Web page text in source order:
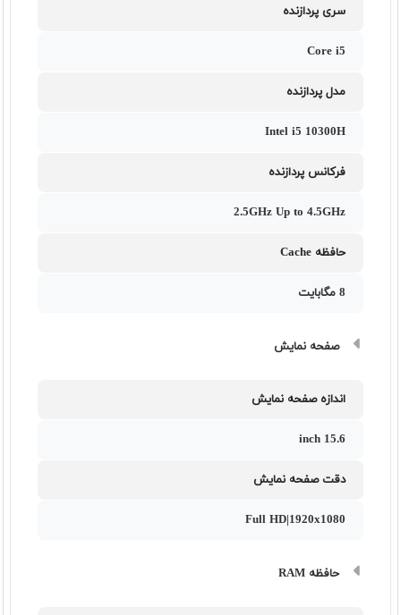
سری پردازنده
Core i5
مدل پردازنده
Intel i5 10300H
فرکانس پردازنده
2.5GHz Up to 4.5GHz
حافظه Cache
8 مگابایت
صفحه نمایش
اندازه صفحه نمایش
15.6 inch
دقت صفحه نمایش
Full HD|1920x1080
حافظه RAM